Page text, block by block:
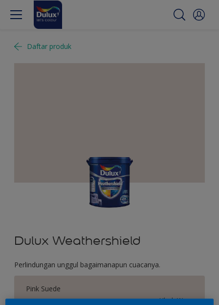
Daftar produk
Dulux Weathershield
Perlindungan unggul bagaimanapun cuacanya.
Pink Suede
Ubah Warna